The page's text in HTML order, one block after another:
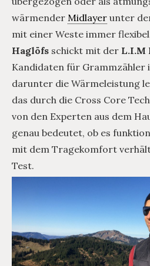
wärmender Midlayer unter
mit einer Weste immer
Haglöfs schickt mit der L.I.M
Kandidaten für Grammzähler
darunter die Wärmeleistung
das durch die Cross Core
von den Experten aus dem
genau bedeutet, ob es
mit dem Tragekomfort
Test.